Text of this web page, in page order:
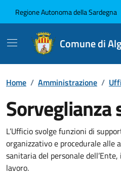
Regione Autonoma della Sardegna
Comune di
Home / Amministrazione /
Sorveglianza
Dettaglio
L’Ufficio svolge funzioni di
organizzativo e procedurale alle
sanitaria del personale
lavoro.